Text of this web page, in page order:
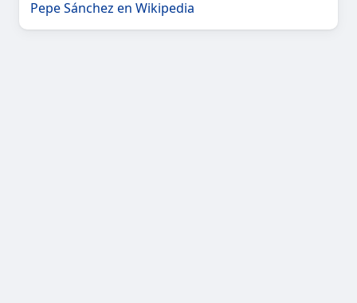
Pepe Sánchez en Wikipedia